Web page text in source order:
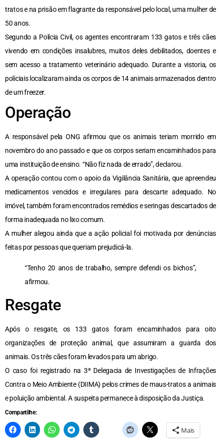
tratos e na prisão em flagrante da responsável pelo local, uma mulher de
50 anos.
Segundo a Polícia Civil, os agentes encontraram 133 gatos e três cães
vivendo em condições insalubres, muitos deles debilitados, doentes e
sem acesso a tratamento veterinário adequado. Durante a vistoria, os
policiais localizaram ainda os corpos de 14 animais armazenados dentro
de um freezer.
Operação
A responsável pela ONG afirmou que os animais teriam morrido em
novembro do ano passado e que os corpos seriam encaminhados para
uma instituição de ensino. “Não fiz nada de errado”, declarou.
A operação contou com o apoio da Vigilância Sanitária, que apreendeu
medicamentos vencidos e irregulares para descarte adequado. No
imóvel, também foram encontrados remédios e seringas descartados de
forma inadequada no lixo comum.
A mulher alegou ainda que a ação policial foi motivada por denúncias
feitas por pessoas que queriam prejudicá-la.
“Tenho 20 anos de trabalho, sempre defendi os bichos”,
afirmou.
Resgate
Após o resgate, os 133 gatos foram encaminhados para oito
organizações de proteção animal, que assumiram a guarda dos
animais. Os três cães foram levados para um abrigo.
O caso foi registrado na 3ª Delegacia de Investigações de Infrações
Contra o Meio Ambiente (DIIMA) pelos crimes de maus-tratos a animais
e poluição ambiental. A suspeita permanece à disposição da Justiça.
Compartilhe:
Mais